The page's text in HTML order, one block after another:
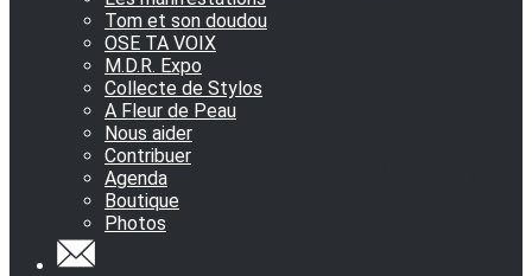
Tom et son doudou
OSE TA VOIX
M.D.R. Expo
Collecte de Stylos
A Fleur de Peau
Nous aider
Contribuer
Agenda
Boutique
Photos